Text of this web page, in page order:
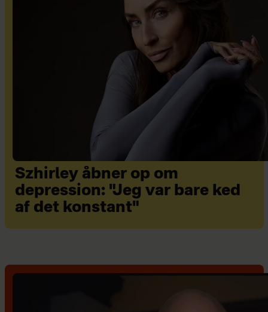
Szhirley åbner op om
depression: "Jeg var bare ked
af det konstant"